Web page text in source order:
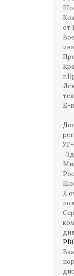
от
Е-
УГ-
Я